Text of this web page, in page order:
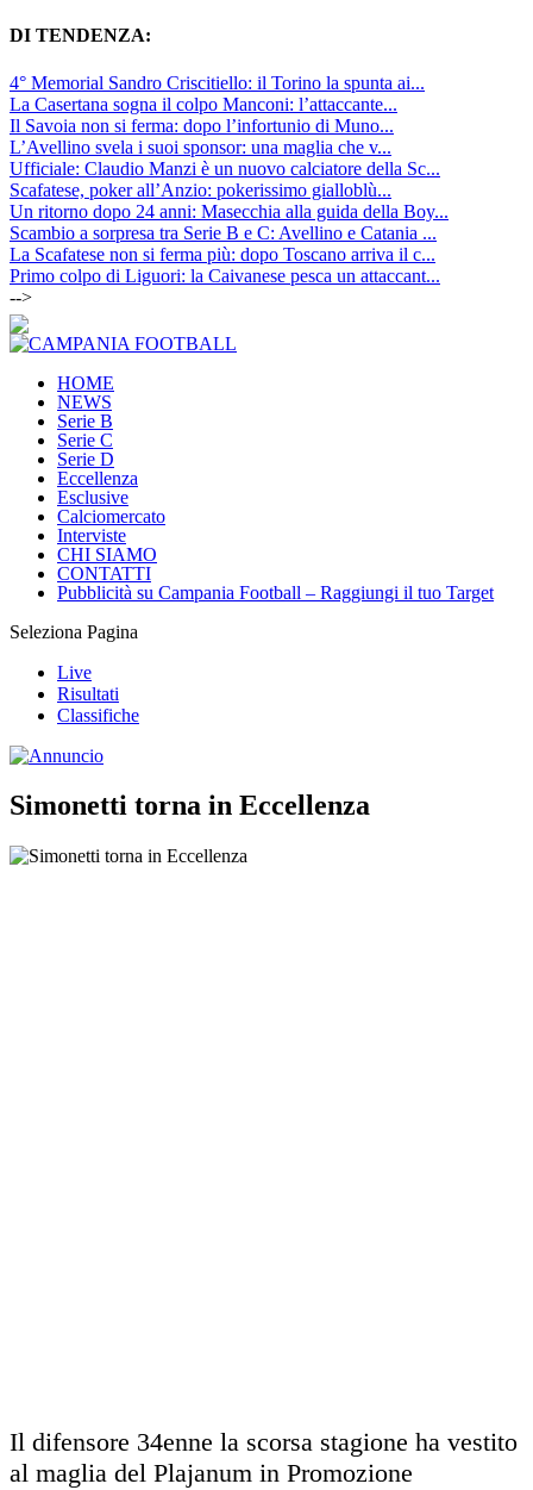
DI TENDENZA:
4° Memorial Sandro Criscitiello: il Torino la spunta ai...
La Casertana sogna il colpo Manconi: l’attaccante...
Il Savoia non si ferma: dopo l’infortunio di Muno...
L’Avellino svela i suoi sponsor: una maglia che v...
Ufficiale: Claudio Manzi è un nuovo calciatore della Sc...
Scafatese, poker all’Anzio: pokerissimo gialloblù...
Un ritorno dopo 24 anni: Masecchia alla guida della Boy...
Scambio a sorpresa tra Serie B e C: Avellino e Catania ...
La Scafatese non si ferma più: dopo Toscano arriva il c...
Primo colpo di Liguori: la Caivanese pesca un attaccant...
-->
HOME
NEWS
Serie B
Serie C
Serie D
Eccellenza
Esclusive
Calciomercato
Interviste
CHI SIAMO
CONTATTI
Pubblicità su Campania Football – Raggiungi il tuo Target
Seleziona Pagina
Live
Risultati
Classifiche
Simonetti torna in Eccellenza
Il difensore 34enne la scorsa stagione ha vestito
al maglia del Plajanum in Promozione